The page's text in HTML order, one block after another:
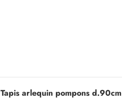
Tapis arlequin pompons d.90cm